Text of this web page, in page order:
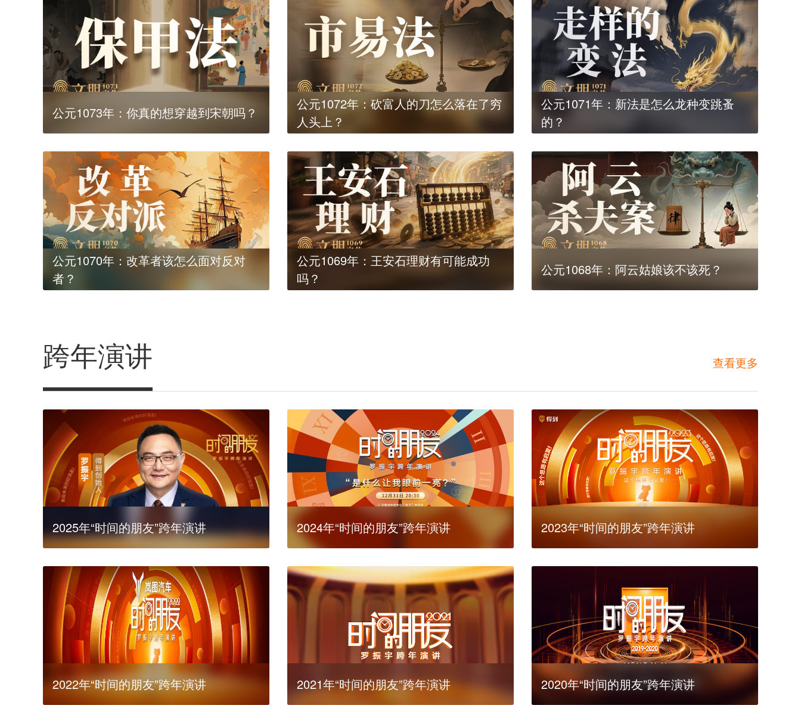
公元1073年：你真的想穿越到宋朝吗？
公元1072年：砍富人的刀怎么落在了穷
人头上？
公元1071年：新法是怎么龙种变跳蚤
的？
公元1070年：改革者该怎么面对反对
者？
公元1069年：王安石理财有可能成功
吗？
公元1068年：阿云姑娘该不该死？
跨年演讲 查看更多
2025年“时间的朋友”跨年演讲 2024年“时间的朋友”跨年演讲 2023年“时间的朋友”跨年演讲
2022年“时间的朋友”跨年演讲 2021年“时间的朋友”跨年演讲 2020年“时间的朋友”跨年演讲